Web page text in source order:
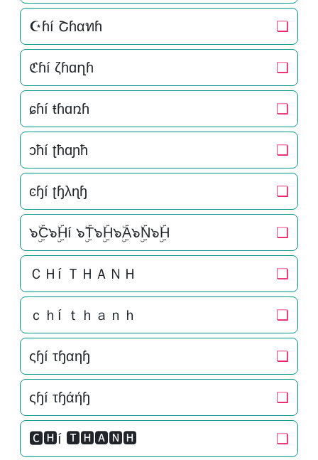
☪ɦí Շɦαทɦ ❏
ℭɦí ζɦɑղɦ ❏
ɕɦí ŧɦɑռɦ ❏
ɔħí ʈħɑɲħ ❏
ͼɧí ʈɧλɳɧ ❏
๖ۣۜC๖ۣۜHí ๖ۣۜT๖ۣۜH๖ۣۜA๖ۣۜN๖ۣۜH ❏
ＣＨí ＴＨＡＮＨ ❏
ｃｈí ｔｈａｎｈ ❏
ςɧí τɧαηɧ ❏
ςɧí τɧάήɧ ❏
🅲🅷í 🆃🅷🅰🅽🅷 ❏